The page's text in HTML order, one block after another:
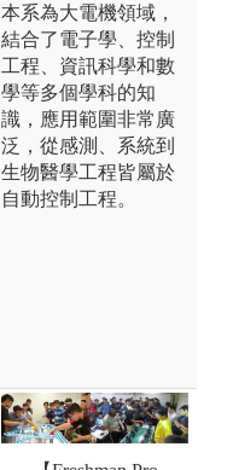
本系為大電機領域，
結合了電子學、控制
工程、資訊科學和數
學等多個學科的知
識，應用範圍非常廣
泛，從感測、系統到
生物醫學工程皆屬於
自動控制工程。